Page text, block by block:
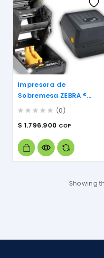
Impresora de
Sobremesa ZEBRA ®
ZD230
out
5
(0)
$ 1.796.900 COP
Showing